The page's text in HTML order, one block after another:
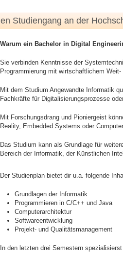
Studiengang an der
Warum ein Bachelor in Digital
Sie verbinden Kenntnisse der
Programmierung mit wirtschaftlichem
Mit dem Studium Angewandte Informatik
Fachkräfte für Digitalisierungsprozesse
Mit Forschungsdrang und Pioniergeist
Reality, Embedded Systems oder
Das Studium kann als Grundlage für
Bereich der Informatik, der Künstlichen
Der Studienplan bietet dir u.a. folgende
Grundlagen der Informatik
Programmieren in C/C++ und Java
Computerarchitektur
Softwareentwicklung
Projekt- und Qualitätsmanagement
In den letzten drei Semestern